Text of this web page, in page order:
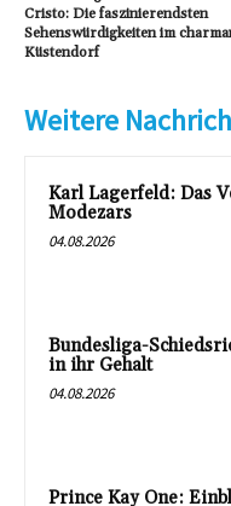
Cristo: Die faszinierendsten
Sehenswürdigkeiten im
Küstendorf
Weitere
Karl Lagerfeld: Das
Modezars
04.08.2026
Bundesliga-
in ihr Gehalt
04.08.2026
Prince Kay One: